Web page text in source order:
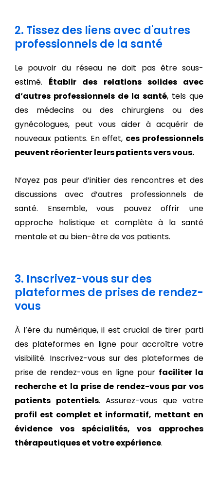
2. Tissez des liens avec d'autres
professionnels de la santé
Le pouvoir du réseau ne doit pas être sous-
estimé. Établir des relations solides avec
d’autres professionnels de la santé, tels que
des médecins ou des chirurgiens ou des
gynécologues, peut vous aider à acquérir de
nouveaux patients. En effet, ces professionnels
peuvent réorienter leurs patients vers vous.
N’ayez pas peur d’initier des rencontres et des
discussions avec d’autres professionnels de
santé. Ensemble, vous pouvez offrir une
approche holistique et complète à la santé
mentale et au bien-être de vos patients.
3. Inscrivez-vous sur des
plateformes de prises de rendez-
vous
À l’ère du numérique, il est crucial de tirer parti
des plateformes en ligne pour accroître votre
visibilité. Inscrivez-vous sur des plateformes de
prise de rendez-vous en ligne pour faciliter la
recherche et la prise de rendez-vous par vos
patients potentiels. Assurez-vous que votre
profil est complet et informatif, mettant en
évidence vos spécialités, vos approches
thérapeutiques et votre expérience.